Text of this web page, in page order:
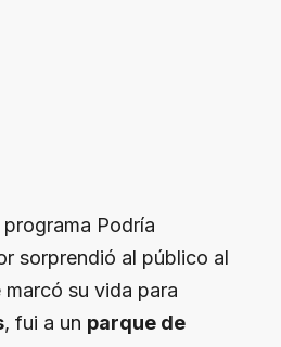
Podría
sorprendió al público al
su vida para
, fui a un parque de